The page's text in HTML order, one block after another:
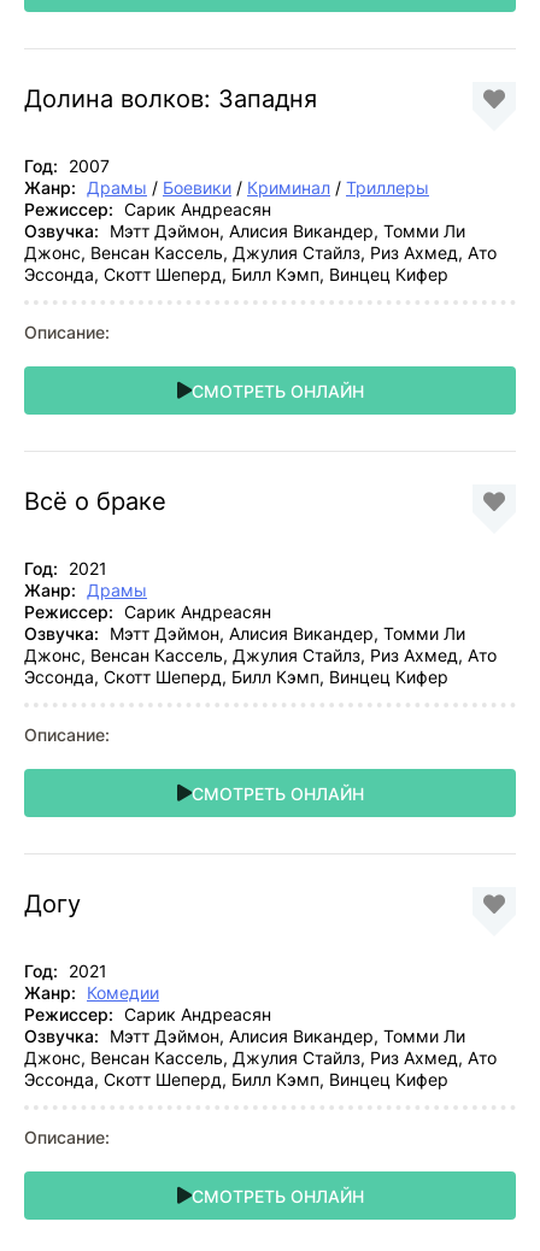
Долина волков: Западня
Год:
2007
Жанр:
Драмы / Боевики / Криминал / Триллеры
Режиссер: Сарик Андреасян
Озвучка:
Мэтт Дэймон, Алисия Викандер, Томми Ли
Джонс, Венсан Кассель, Джулия Стайлз, Риз Ахмед, Ато
Эссонда, Скотт Шеперд, Билл Кэмп, Винцец Кифер
Описание:
СМОТРЕТЬ ОНЛАЙН
Всё о браке
Год:
2021
Жанр:
Драмы
Режиссер: Сарик Андреасян
Озвучка:
Мэтт Дэймон, Алисия Викандер, Томми Ли
Джонс, Венсан Кассель, Джулия Стайлз, Риз Ахмед, Ато
Эссонда, Скотт Шеперд, Билл Кэмп, Винцец Кифер
Описание:
СМОТРЕТЬ ОНЛАЙН
Догу
Год:
2021
Жанр:
Комедии
Режиссер: Сарик Андреасян
Озвучка:
Мэтт Дэймон, Алисия Викандер, Томми Ли
Джонс, Венсан Кассель, Джулия Стайлз, Риз Ахмед, Ато
Эссонда, Скотт Шеперд, Билл Кэмп, Винцец Кифер
Описание:
СМОТРЕТЬ ОНЛАЙН